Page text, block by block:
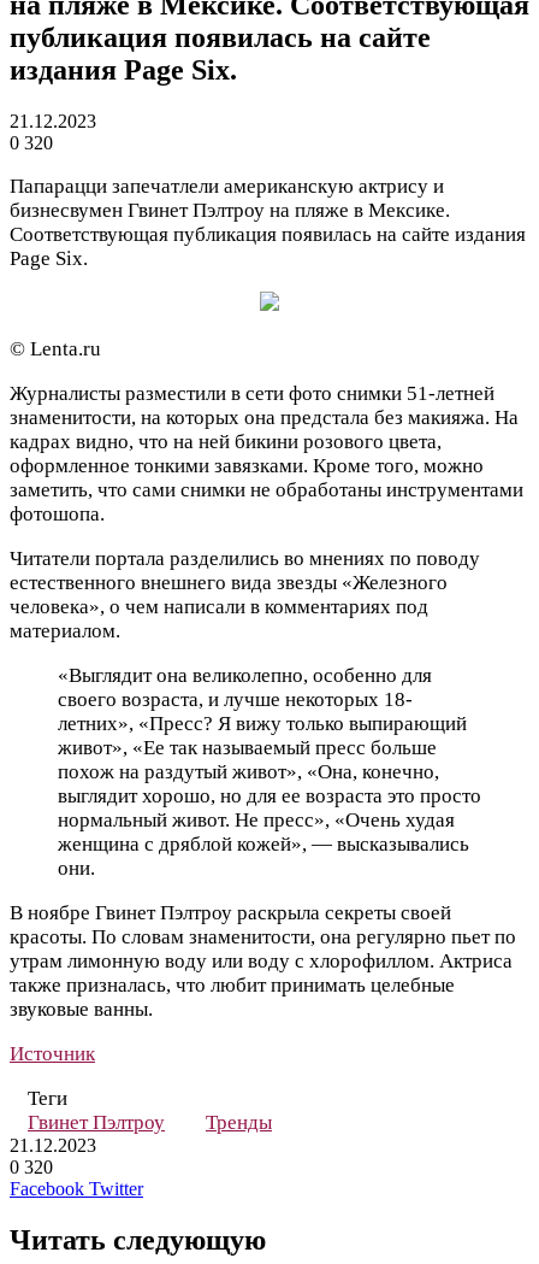
публикация появилась на сайте
издания Page Six.
21.12.2023
0 320
Папарацци запечатлели американскую актрису и
бизнесвумен Гвинет Пэлтроу на пляже в Мексике.
Соответствующая публикация появилась на сайте издания
Page Six.
© Lenta.ru
Журналисты разместили в сети фото снимки 51-летней
знаменитости, на которых она предстала без макияжа. На
кадрах видно, что на ней бикини розового цвета,
оформленное тонкими завязками. Кроме того, можно
заметить, что сами снимки не обработаны инструментами
фотошопа.
Читатели портала разделились во мнениях по поводу
естественного внешнего вида звезды «Железного
человека», о чем написали в комментариях под
материалом.
«Выглядит она великолепно, особенно для
своего возраста, и лучше некоторых 18-
летних», «Пресс? Я вижу только выпирающий
живот», «Ее так называемый пресс больше
похож на раздутый живот», «Она, конечно,
выглядит хорошо, но для ее возраста это просто
нормальный живот. Не пресс», «Очень худая
женщина с дряблой кожей», — высказывались
они.
В ноябре Гвинет Пэлтроу раскрыла секреты своей
красоты. По словам знаменитости, она регулярно пьет по
утрам лимонную воду или воду с хлорофиллом. Актриса
также призналась, что любит принимать целебные
звуковые ванны.
Источник
Теги
Гвинет Пэлтроу
Тренды
21.12.2023
0 320
Facebook TwitterLinkedIn
Tumblr
Reddit
Вконтакте
Одноклассники
Skype
Messenger
Messenger
WhatsApp
Telegram
Viber
Line
Поделиться
почту
Печатать
Читать следующую